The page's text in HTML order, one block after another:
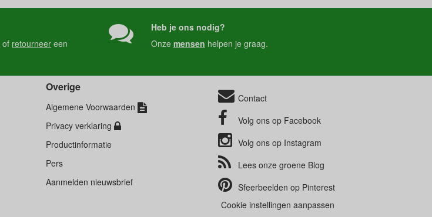
of retourneer een
Heb je ons nodig?
Onze mensen helpen je graag.
Overige
Algemene Voorwaarden
Privacy verklaring
Productinformatie
Pers
Aanmelden nieuwsbrief
Contact
Volg ons op Facebook
Volg ons op Instagram
Lees onze groene Blog
Sfeerbeelden op Pinterest
Cookie instellingen aanpassen